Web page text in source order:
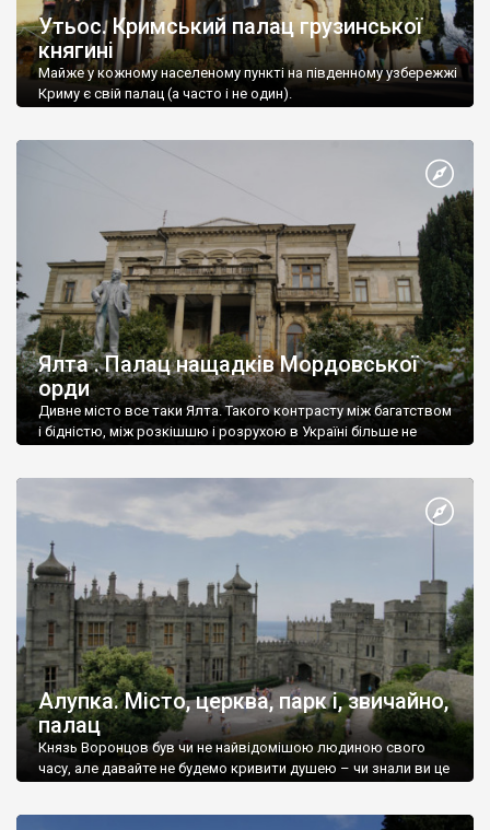
Утьос. Кримський палац грузинської
княгині
Майже у кожному населеному пункті на південному узбережжі
Криму є свій палац (а часто і не один).
Ялта . Палац нащадків Мордовської
орди
Дивне місто все таки Ялта. Такого контрасту між багатством
і бідністю, між розкішшю і розрухою в Україні більше не
Алупка. Місто, церква, парк і, звичайно,
палац
Князь Воронцов був чи не найвідомішою людиною свого
часу, але давайте не будемо кривити душею – чи знали ви це